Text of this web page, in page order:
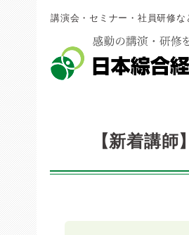
講演会・セミナー・社員研修
【新着講